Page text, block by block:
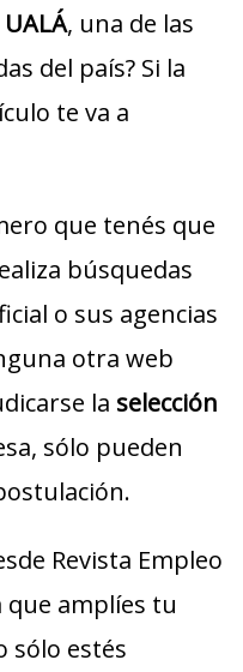
UALÁ, una de las
del país? Si la
te va a
que tenés que
búsquedas
o sus agencias
otra web
la selección
sólo pueden
Revista Empleo
amplíes tu
sólo estés